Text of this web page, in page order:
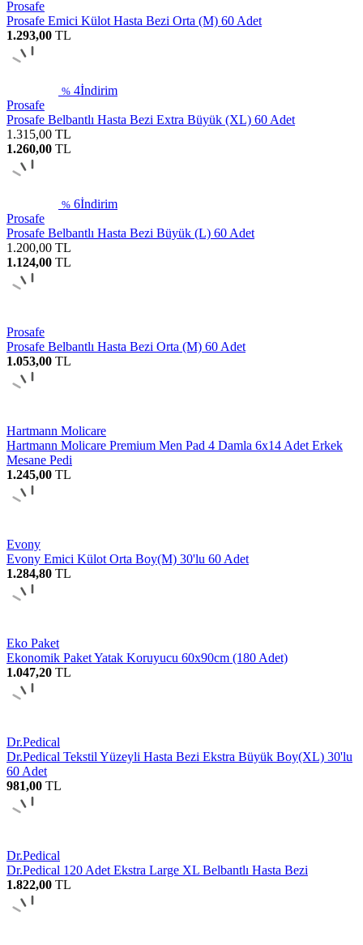
Prosafe
Prosafe Emici Külot Hasta Bezi Orta (M) 60 Adet
1.293,00 TL
% 4İndirim
Prosafe
Prosafe Belbantlı Hasta Bezi Extra Büyük (XL) 60 Adet
1.315,00 TL
1.260,00 TL
% 6İndirim
Prosafe
Prosafe Belbantlı Hasta Bezi Büyük (L) 60 Adet
1.200,00 TL
1.124,00 TL
Prosafe
Prosafe Belbantlı Hasta Bezi Orta (M) 60 Adet
1.053,00 TL
Hartmann Molicare
Hartmann Molicare Premium Men Pad 4 Damla 6x14 Adet Erkek
Mesane Pedi
1.245,00 TL
Evony
Evony Emici Külot Orta Boy(M) 30'lu 60 Adet
1.284,80 TL
Eko Paket
Ekonomik Paket Yatak Koruyucu 60x90cm (180 Adet)
1.047,20 TL
Dr.Pedical
Dr.Pedical Tekstil Yüzeyli Hasta Bezi Ekstra Büyük Boy(XL) 30'lu
60 Adet
981,00 TL
Dr.Pedical
Dr.Pedical 120 Adet Ekstra Large XL Belbantlı Hasta Bezi
1.822,00 TL